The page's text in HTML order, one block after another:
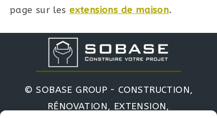
page sur les extensions de maison.
© SOBASE GROUP - CONSTRUCTION,
RÉNOVATION, EXTENSION,